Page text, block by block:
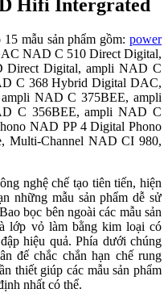
Hifi Intergrated
mẫu sản phẩm gồm: power
NAD C 510 Direct Digital,
Direct Digital, ampli NAD C
C 368 Hybrid Digital DAC,
NAD C 375BEE, ampli
C 356BEE, ampli NAD C
NAD PP 4 Digital Phono
Multi-Channel NAD CI 980,
nghệ chế tạo tiên tiến, hiện
những mẫu sản phẩm dễ sử
bọc bên ngoài các mẫu sản
lớp vỏ làm bằng kim loại có
hiệu quả. Phía dưới chúng
đế chắc chắn hạn chế rung
thiết giúp các mẫu sản phẩm
nhất có thể.